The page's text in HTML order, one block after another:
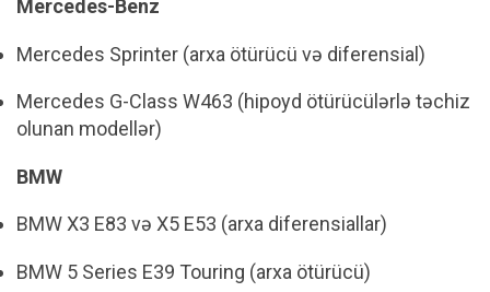
Mercedes-Benz
Mercedes Sprinter (arxa ötürücü və diferensial)
Mercedes G-Class W463 (hipoyd ötürücülərlə təchiz
olunan modellər)
BMW
BMW X3 E83 və X5 E53 (arxa diferensiallar)
BMW 5 Series E39 Touring (arxa ötürücü)